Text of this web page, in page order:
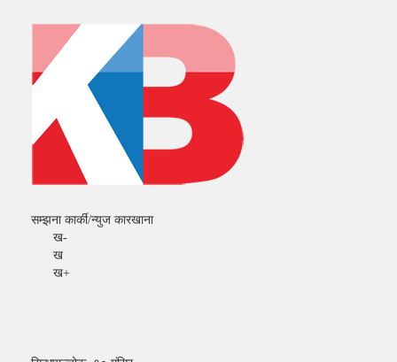
सम्झना कार्की/न्युज कारखाना
ख-
ख
ख+